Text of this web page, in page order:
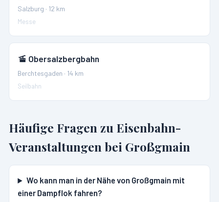
Salzburg · 12 km
Messe
🚡 Obersalzbergbahn
Berchtesgaden · 14 km
Seilbahn
Häufige Fragen zu Eisenbahn-
Veranstaltungen bei Großgmain
Wo kann man in der Nähe von Großgmain mit
einer Dampflok fahren?